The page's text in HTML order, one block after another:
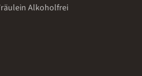
Alkoholfrei